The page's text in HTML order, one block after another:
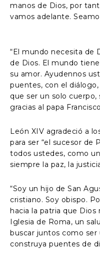
manos de Dios, por
vamos adelante.
“El mundo necesita de
de Dios. El mundo
su amor. Ayudennos
puentes, con el
que ser un solo cuerpo,
gracias al papa
León XIV agradeció a
para ser “el sucesor de
todos ustedes, como
siempre la paz, la
“Soy un hijo de San
cristiano. Soy obispo.
hacia la patria que Dios
Iglesia de Roma, un
buscar juntos como ser
construya puentes de